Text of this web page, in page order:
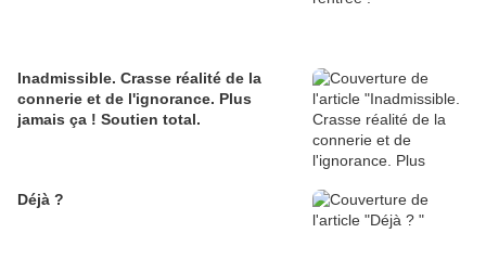
Inadmissible. Crasse réalité de la
connerie et de l'ignorance. Plus
jamais ça ! Soutien total.
Déjà ?